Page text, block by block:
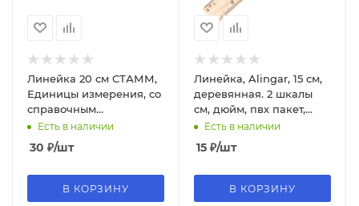
Линейка 20 см СТАММ,
Единицы измерения, со
справочным
материалом, ЛС01
Есть в наличии
30 ₽/шт
В КОРЗИНУ
Линейка, Alingar, 15 см,
деревянная. 2 шкалы
см, дюйм, пвх пакет,
AL3695-15
Есть в наличии
15 ₽/шт
В КОРЗИНУ